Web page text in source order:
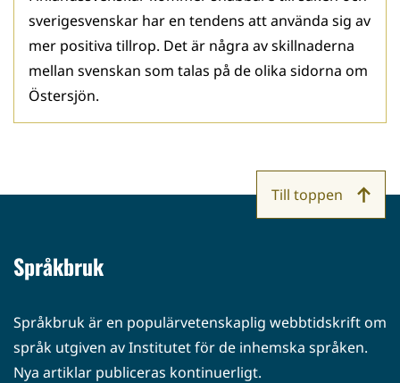
sverigesvenskar har en tendens att använda sig av
mer positiva tillrop. Det är några av skillnaderna
mellan svenskan som talas på de olika sidorna om
Östersjön.
Språkbruk
Språkbruk är en populärvetenskaplig webbtidskrift om
språk utgiven av Institutet för de inhemska språken.
Nya artiklar publiceras kontinuerligt.
Till toppen